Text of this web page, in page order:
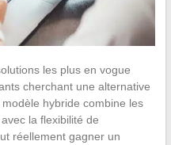
les plus en vogue
cherchant une alternative
hybride combine les
la flexibilité de
réellement gagner un